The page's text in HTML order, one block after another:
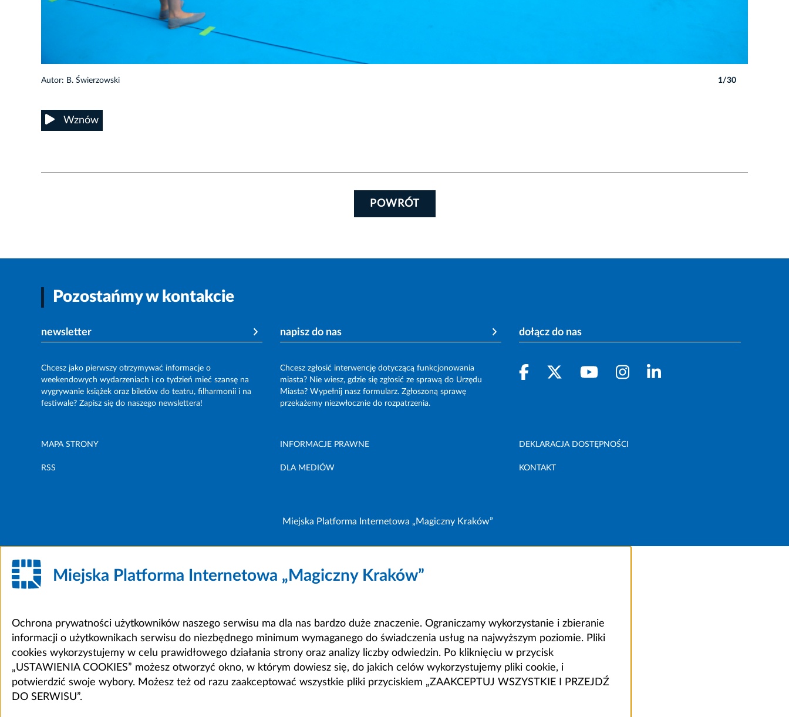
Autor: B. Świerzowski 1/30
Wznów
POWRÓT
Pozostańmy w kontakcie
newsletter
Chcesz jako pierwszy otrzymywać informacje o
weekendowych wydarzeniach i co tydzień mieć szansę na
wygrywanie książek oraz biletów do teatru, filharmonii i na
festiwale? Zapisz się do naszego newslettera!
napisz do nas
Chcesz zgłosić interwencję dotyczącą funkcjonowania
miasta? Nie wiesz, gdzie się zgłosić ze sprawą do Urzędu
Miasta? Wypełnij nasz formularz. Zgłoszoną sprawę
przekażemy niezwłocznie do rozpatrzenia.
dołącz do nas
MAPA STRONY INFORMACJE PRAWNE DEKLARACJA DOSTĘPNOŚCI
RSS DLA MEDIÓW KONTAKT
Miejska Platforma Internetowa „Magiczny Kraków”
Miejska Platforma Internetowa „Magiczny Kraków”
Ochrona prywatności użytkowników naszego serwisu ma dla nas bardzo duże znaczenie. Ograniczamy wykorzystanie i zbieranie
informacji o użytkownikach serwisu do niezbędnego minimum wymaganego do świadczenia usług na najwyższym poziomie. Pliki
cookies wykorzystujemy w celu prawidłowego działania strony oraz analizy liczby odwiedzin. Po kliknięciu w przycisk
„USTAWIENIA COOKIES” możesz otworzyć okno, w którym dowiesz się, do jakich celów wykorzystujemy pliki cookie, i
potwierdzić swoje wybory. Możesz też od razu zaakceptować wszystkie pliki przyciskiem „ZAAKCEPTUJ WSZYSTKIE I PRZEJDŹ
DO SERWISU”.